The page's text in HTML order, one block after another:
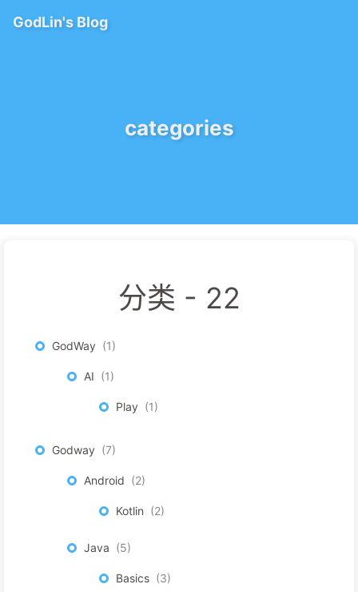
GodLin's Blog
categories
分类 - 22
GodWay 1
AI 1
Play 1
Godway 7
Android 2
Kotlin 2
Java 5
Basics 3